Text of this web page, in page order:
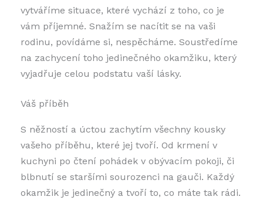
vytváříme situace, které vychází z toho, co je
vám příjemné. Snažím se nacítit se na vaši
rodinu, povídáme si, nespěcháme. Soustředíme
na zachycení toho jedinečného okamžiku, který
vyjadřuje celou podstatu vaší lásky.
Váš příběh
S něžností a úctou zachytím všechny kousky
vašeho příběhu, které jej tvoří. Od krmení v
kuchyni po čtení pohádek v obývacím pokoji, či
blbnutí se staršími sourozenci na gauči. Každý
okamžik je jedinečný a tvoří to, co máte tak rádi.